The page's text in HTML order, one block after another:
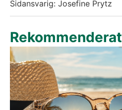
Sidansvarig: Josefine Prytz
Rekommenderat